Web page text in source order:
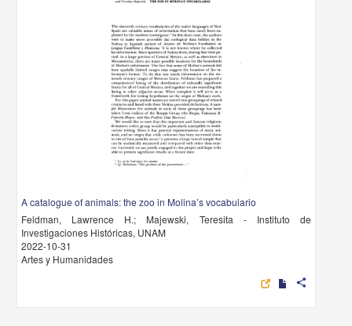
A catalogue of animals: the zoo in Molina’s vocabulario
Feldman, Lawrence H.; Majewski, Teresita - Instituto de
Investigaciones Históricas, UNAM
2022-10-31
Artes y Humanidades
share